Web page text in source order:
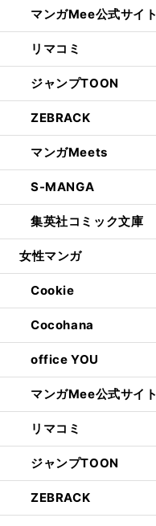
マンガMee公式サイト
リマコミ
ジャンプTOON
ZEBRACK
マンガMeets
S-MANGA
集英社コミック文庫
女性マンガ
Cookie
Cocohana
office YOU
マンガMee公式サイト
リマコミ
ジャンプTOON
ZEBRACK